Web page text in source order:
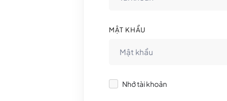
MẬT KHẨU
Nhớ tài khoản